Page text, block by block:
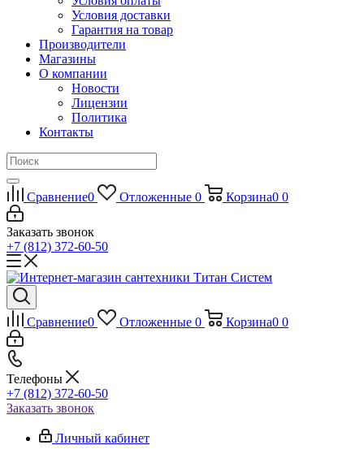
Условия доставки
Гарантия на товар
Производители
Магазины
О компании
Новости
Лицензии
Политика
Контакты
Сравнение0 Отложенные 0 Корзина0 0
Заказать звонок
+7 (812) 372-60-50
Сравнение0 Отложенные 0 Корзина0 0
Телефоны
+7 (812) 372-60-50
Заказать звонок
Личный кабинет